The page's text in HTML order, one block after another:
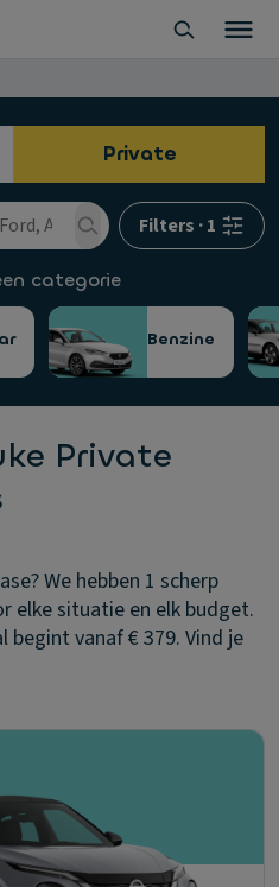
Private
Filters ·1
categorie
Benzine
Private
We hebben 1 scherp
elke situatie en elk budget.
begint vanaf € 379. Vind je